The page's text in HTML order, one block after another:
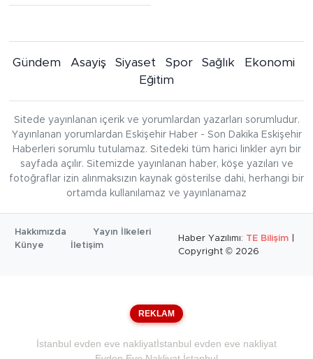
Gündem Asayiş Siyaset Spor Sağlık
Ekonomi
Eğitim
Sitede yayınlanan içerik ve yorumlardan yazarları sorumludur.
Yayınlanan yorumlardan Eskişehir Haber - Son Dakika Eskişehir
Haberleri sorumlu tutulamaz. Sitedeki tüm harici linkler ayrı bir
sayfada açılır. Sitemizde yayınlanan haber, köşe yazıları ve
fotoğraflar izin alınmaksızın kaynak gösterilse dahi, herhangi bir
ortamda kullanılamaz ve yayınlanamaz
Hakkımızda
Yayın İlkeleri
Künye
İletişim
Haber Yazılımı: TE Bilişim
Copyright © 2026
REKLAM
İstanbul evden eve nakliyatİstanbul evden eve nakliyat